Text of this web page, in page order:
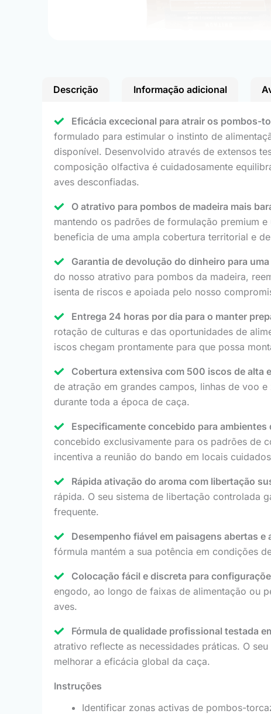
Descrição Informação adicional
Eficácia excecional para atrair os pombos-
formulado para estimular o instinto de
disponível. Desenvolvido através de extensos
composição olfactiva é cuidadosamente
aves desconfiadas.
O atrativo para pombos de madeira mais
mantendo os padrões de formulação premium
beneficia de uma ampla cobertura territorial e
Garantia de devolução do dinheiro para
do nosso atrativo para pombos da madeira,
isenta de riscos e apoiada pelo nosso
Entrega 24 horas por dia para o manter
rotação de culturas e das oportunidades de
iscos chegam prontamente para que possa
Cobertura extensiva com 500 iscos de alta
de atração em grandes campos, linhas de voo
durante toda a época de caça.
Especificamente concebido para ambientes
concebido exclusivamente para os padrões de
incentiva a reunião do bando em locais
Rápida ativação do aroma com libertação
rápida. O seu sistema de libertação controlada
frequente.
Desempenho fiável em paisagens abertas e
fórmula mantém a sua potência em condições
Colocação fácil e discreta para
engodo, ao longo de faixas de alimentação ou
aves.
Fórmula de qualidade profissional testada
atrativo reflecte as necessidades práticas. O
melhorar a eficácia global da caça.
Instruções
Identificar zonas activas de pombos-